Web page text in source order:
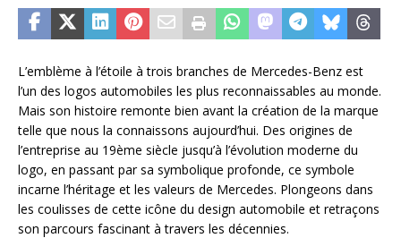
L’emblème à l’étoile à trois branches de Mercedes-Benz est
l’un des logos automobiles les plus reconnaissables au monde.
Mais son histoire remonte bien avant la création de la marque
telle que nous la connaissons aujourd’hui. Des origines de
l’entreprise au 19ème siècle jusqu’à l’évolution moderne du
logo, en passant par sa symbolique profonde, ce symbole
incarne l’héritage et les valeurs de Mercedes. Plongeons dans
les coulisses de cette icône du design automobile et retraçons
son parcours fascinant à travers les décennies.